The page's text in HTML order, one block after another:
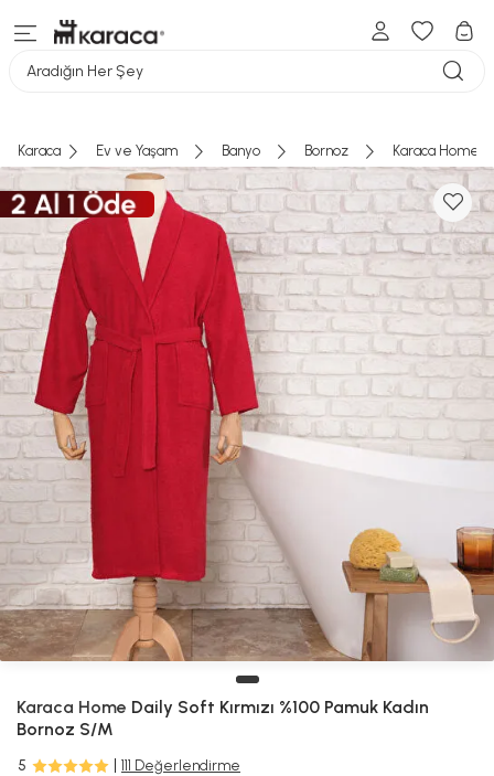
Aradığın Her Şey
Karaca Ev ve Yaşam Banyo Bornoz Karaca Home
Karaca Home Daily Soft Kırmızı %100 Pamuk Kadın
Bornoz S/M
5 111 Değerlendirme